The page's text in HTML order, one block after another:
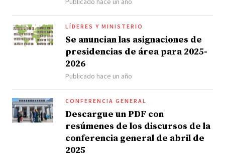
LÍDERES Y MINISTERIO
Se anuncian las asignaciones de
presidencias de área para 2025-
2026
Publicado hace un año
CONFERENCIA GENERAL
Descargue un PDF con
resúmenes de los discursos de la
conferencia general de abril de
2025